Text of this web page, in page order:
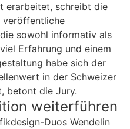
erarbeitet, schreibt die
veröffentliche
sowohl informativ als
Erfahrung und einem
habe sich der
in der Schweizer
betont die Jury.
weiterführen
Duos Wendelin